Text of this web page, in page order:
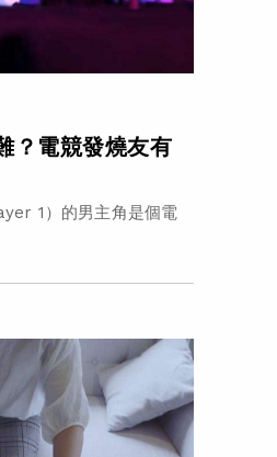
？電競發燒友有
1）的男主角是個電